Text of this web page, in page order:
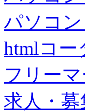
パソコ
htmlコー
フリー
求人・募